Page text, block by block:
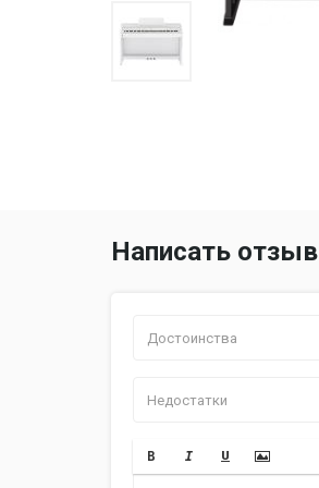
Написать отзыв